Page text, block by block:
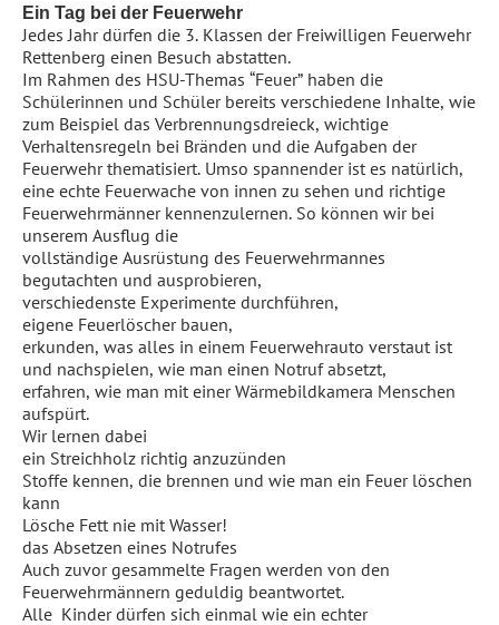
Ein Tag bei der Feuerwehr
Jedes Jahr dürfen die 3. Klassen der Freiwilligen Feuerwehr
Rettenberg einen Besuch abstatten.
Im Rahmen des HSU-Themas “Feuer” haben die
Schülerinnen und Schüler bereits verschiedene Inhalte, wie
zum Beispiel das Verbrennungsdreieck, wichtige
Verhaltensregeln bei Bränden und die Aufgaben der
Feuerwehr thematisiert. Umso spannender ist es natürlich,
eine echte Feuerwache von innen zu sehen und richtige
Feuerwehrmänner kennenzulernen. So können wir bei
unserem Ausflug die
vollständige Ausrüstung des Feuerwehrmannes
begutachten und ausprobieren,
verschiedenste Experimente durchführen,
eigene Feuerlöscher bauen,
erkunden, was alles in einem Feuerwehrauto verstaut ist
und nachspielen, wie man einen Notruf absetzt,
erfahren, wie man mit einer Wärmebildkamera Menschen
aufspürt.
Wir lernen dabei
ein Streichholz richtig anzuzünden
Stoffe kennen, die brennen und wie man ein Feuer löschen
kann
Lösche Fett nie mit Wasser!
das Absetzen eines Notrufes
Auch zuvor gesammelte Fragen werden von den
Feuerwehrmännern geduldig beantwortet.
Alle Kinder dürfen sich einmal wie ein echter